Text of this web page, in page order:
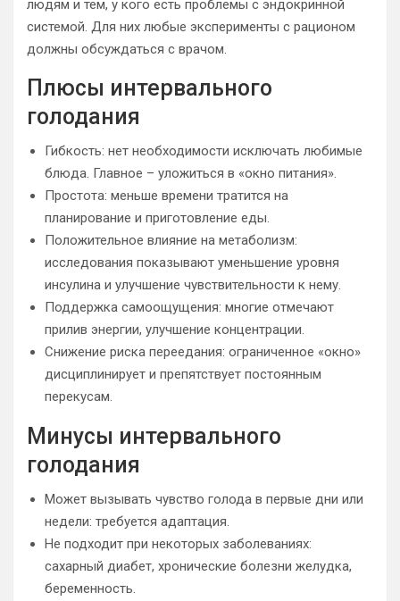
людям и тем, у кого есть проблемы с эндокринной
системой. Для них любые эксперименты с рационом
должны обсуждаться с врачом.
Плюсы интервального
голодания
Гибкость: нет необходимости исключать любимые
блюда. Главное – уложиться в «окно питания».
Простота: меньше времени тратится на
планирование и приготовление еды.
Положительное влияние на метаболизм:
исследования показывают уменьшение уровня
инсулина и улучшение чувствительности к нему.
Поддержка самоощущения: многие отмечают
прилив энергии, улучшение концентрации.
Снижение риска переедания: ограниченное «окно»
дисциплинирует и препятствует постоянным
перекусам.
Минусы интервального
голодания
Может вызывать чувство голода в первые дни или
недели: требуется адаптация.
Не подходит при некоторых заболеваниях:
сахарный диабет, хронические болезни желудка,
беременность.